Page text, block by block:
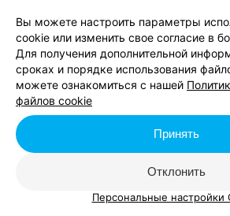
Вы можете настроить параметры
cookie или изменить свое согласие в
Для получения дополнительной
сроках и порядке использования
можете ознакомиться с нашей
файлов cookie
Отклонить
Принять
Персональные настройки